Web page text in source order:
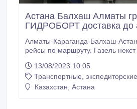
Астана Балхаш Алматы
ГИДРОБОРТ доставка до
Алматы-Караганда-Балхаш-
рейсы по маршруту. Газель некст 2015 г, 25 кубов,
разгрузки тяжёлых
установки, банкоматы, игровые аппараты, пианино,
рояли и т.д.) Очень удобно для
13/08/2023 10:05
Транспортные,
Казахстан, Астана